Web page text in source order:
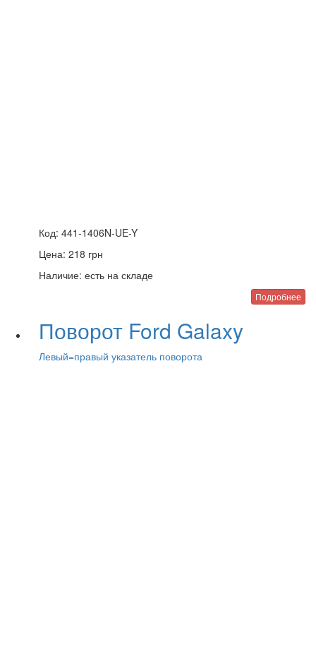
Код: 441-1406N-UE-Y
Цена: 218 грн
Наличие: есть на складе
Подробнее
Поворот Ford Galaxy
Левый=правый указатель поворота